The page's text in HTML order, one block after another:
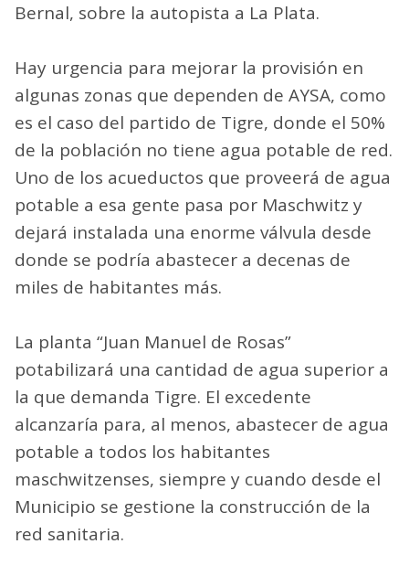
Bernal, sobre la autopista a La Plata.
Hay urgencia para mejorar la provisión en
algunas zonas que dependen de AYSA, como
es el caso del partido de Tigre, donde el 50%
de la población no tiene agua potable de red.
Uno de los acueductos que proveerá de agua
potable a esa gente pasa por Maschwitz y
dejará instalada una enorme válvula desde
donde se podría abastecer a decenas de
miles de habitantes más.
La planta “Juan Manuel de Rosas”
potabilizará una cantidad de agua superior a
la que demanda Tigre. El excedente
alcanzaría para, al menos, abastecer de agua
potable a todos los habitantes
maschwitzenses, siempre y cuando desde el
Municipio se gestione la construcción de la
red sanitaria.